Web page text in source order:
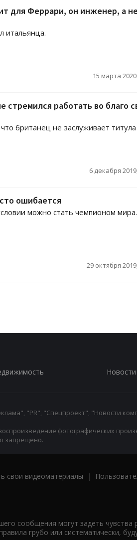
для Феррари, он инженер, а не
итальянца.
15 марта
стремился работать во благо
британец не заслуживает титула
6 декабря
ошибается
можно стать чемпионом мира.
29 октября
Новости
"PR", "Спецпроект", "Новости
фотографических
запрещено.
свои видеоматериалы |
сообщения могут задеть чувства
грубо или систематически,